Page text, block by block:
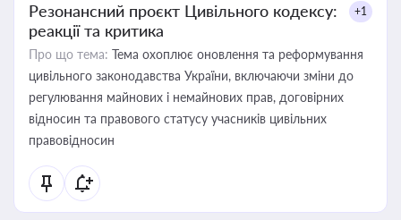
Резонансний проєкт Цивільного кодексу:
реакції та критика
+1
Про що тема: Тема охоплює оновлення та реформування
цивільного законодавства України, включаючи зміни до
регулювання майнових і немайнових прав, договірних
відносин та правового статусу учасників цивільних
правовідносин